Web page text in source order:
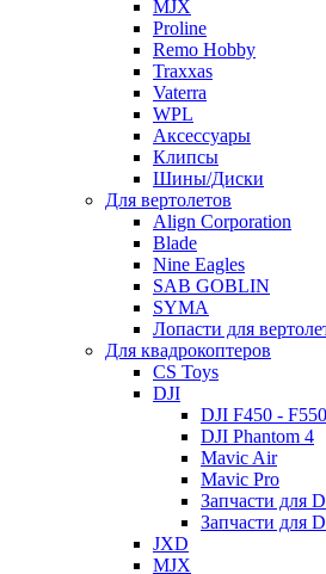
MJX
Proline
Remo Hobby
Traxxas
Vaterra
WPL
Аксессуары
Клипсы
Шины/Диски
Для вертолетов
Align Corporation
Blade
Nine Eagles
SAB GOBLIN
SYMA
Лопасти для
Для квадрокоптеров
CS Toys
DJI
DJI F450 - F550
DJI Phantom 4
Mavic Air
Mavic Pro
Запчасти для
Запчасти для
JXD
MJX